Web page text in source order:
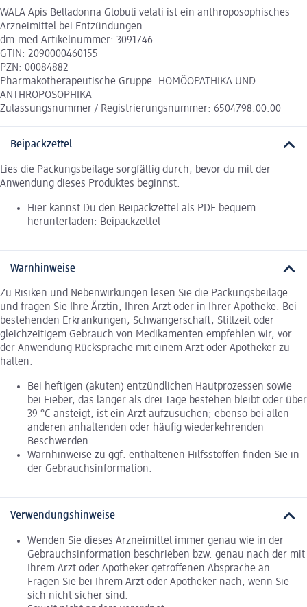
WALA Apis Belladonna Globuli velati ist ein anthroposophisches
Arzneimittel bei Entzündungen.
dm-med-Artikelnummer: 3091746
GTIN: 2090000460155
PZN: 00084882
Pharmakotherapeutische Gruppe: HOMÖOPATHIKA UND
ANTHROPOSOPHIKA
Zulassungsnummer / Registrierungsnummer: 6504798.00.00
Beipackzettel
Lies die Packungsbeilage sorgfältig durch, bevor du mit der
Anwendung dieses Produktes beginnst.
Hier kannst Du den Beipackzettel als PDF bequem
herunterladen: Beipackzettel
Warnhinweise
Zu Risiken und Nebenwirkungen lesen Sie die Packungsbeilage
und fragen Sie Ihre Ärztin, Ihren Arzt oder in Ihrer Apotheke. Bei
bestehenden Erkrankungen, Schwangerschaft, Stillzeit oder
gleichzeitigem Gebrauch von Medikamenten empfehlen wir, vor
der Anwendung Rücksprache mit einem Arzt oder Apotheker zu
halten.
Bei heftigen (akuten) entzündlichen Hautprozessen sowie
bei Fieber, das länger als drei Tage bestehen bleibt oder über
39 °C ansteigt, ist ein Arzt aufzusuchen; ebenso bei allen
anderen anhaltenden oder häufig wiederkehrenden
Beschwerden.
Warnhinweise zu ggf. enthaltenen Hilfsstoffen finden Sie in
der Gebrauchsinformation.
Verwendungshinweise
Wenden Sie dieses Arzneimittel immer genau wie in der
Gebrauchsinformation beschrieben bzw. genau nach der mit
Ihrem Arzt oder Apotheker getroffenen Absprache an.
Fragen Sie bei Ihrem Arzt oder Apotheker nach, wenn Sie
sich nicht sicher sind.